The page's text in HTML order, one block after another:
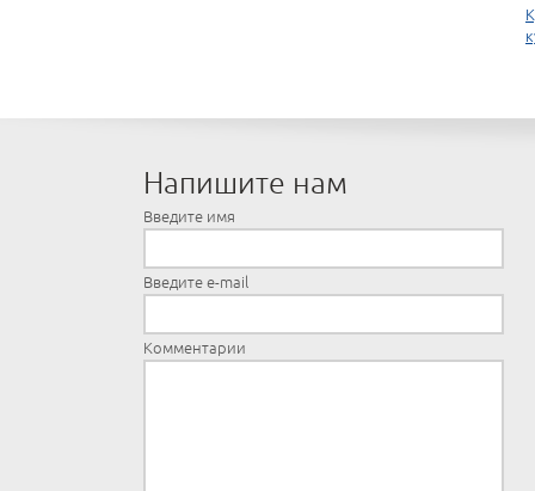
Напишите нам
Введите имя
Введите e-mail
Комментарии